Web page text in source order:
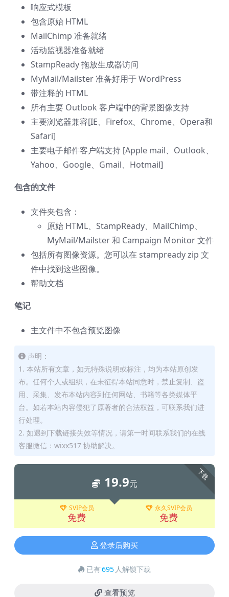
响应式模板
包含原始 HTML
MailChimp 准备就绪
活动监视器准备就绪
StampReady 拖放生成器访问
MyMail/Mailster 准备好用于 WordPress
带注释的 HTML
所有主要 Outlook 客户端中的背景图像支持
主要浏览器兼容[IE、Firefox、Chrome、Opera和
Safari]
主要电子邮件客户端支持 [Apple mail、Outlook、
Yahoo、Google、Gmail、Hotmail]
包含的文件
文件夹包含：
原始 HTML、StampReady、MailChimp、
MyMail/Mailster 和 Campaign Monitor 文件
包括所有图像资源。您可以在 stampready zip 文
件中找到这些图像。
帮助文档
笔记
主文件中不包含预览图像
声明：
1. 本站所有文章，如无特殊说明或标注，均为本站原创发
布。任何个人或组织，在未征得本站同意时，禁止复制、盗
用、采集、发布本站内容到任何网站、书籍等各类媒体平
台。如若本站内容侵犯了原著者的合法权益，可联系我们进
行处理。
2. 如遇到下载链接失效等情况，请第一时间联系我们的在线
客服微信：wixx517 协助解决。
下载
19.9元
SVIP会员
免费
永久SVIP会员
免费
登录后购买
已有695 人解锁下载
查看预览